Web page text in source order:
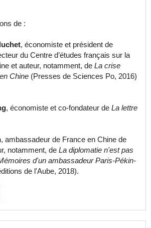
de :
, économiste et président de
du Centre d’études français sur la
et auteur, notamment, de La crise
Chine (Presses de Sciences Po, 2016)
, économiste et co-fondateur de La lettre
, ambassadeur de France en Chine de
notamment, de La diplomatie n'est pas
d'un ambassadeur Paris-Pékin-
de l'Aube, 2018).